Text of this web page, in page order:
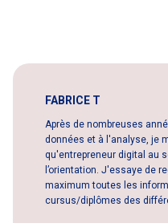
FABRICE T
Après de nombreuses
données et à l'analyse, je
qu'entrepreneur digital au
l’orientation. J'essaye de
maximum toutes les
cursus/diplômes des